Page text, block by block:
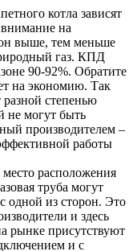
котла зависят
на
выше, тем меньше
газ. КПД
90-92%. Обратите
на экономию. Так
степенью
не могут быть
производителем –
работы
расположения
труба могут
одной из сторон. Это
и здесь
рынке присутствуют
и с